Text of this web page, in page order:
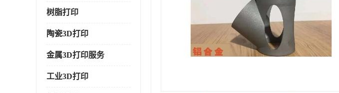
树脂打印
陶瓷3D打印
金属3D打印服务
工业3D打印